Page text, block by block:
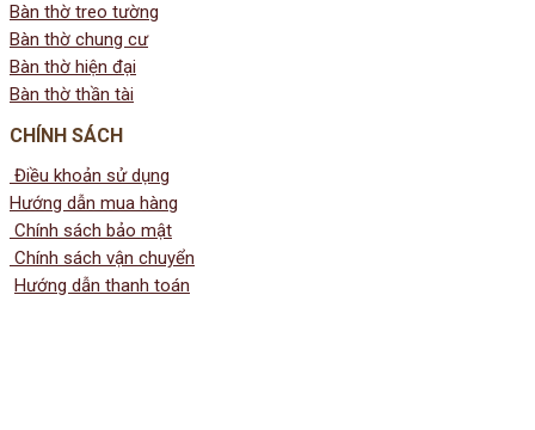
Bàn thờ treo tường
Bàn thờ chung cư
Bàn thờ hiện đại
Bàn thờ thần tài
CHÍNH SÁCH
Điều khoản sử dụng
Hướng dẫn mua hàng
Chính sách bảo mật
Chính sách vận chuyển
Hướng dẫn thanh toán